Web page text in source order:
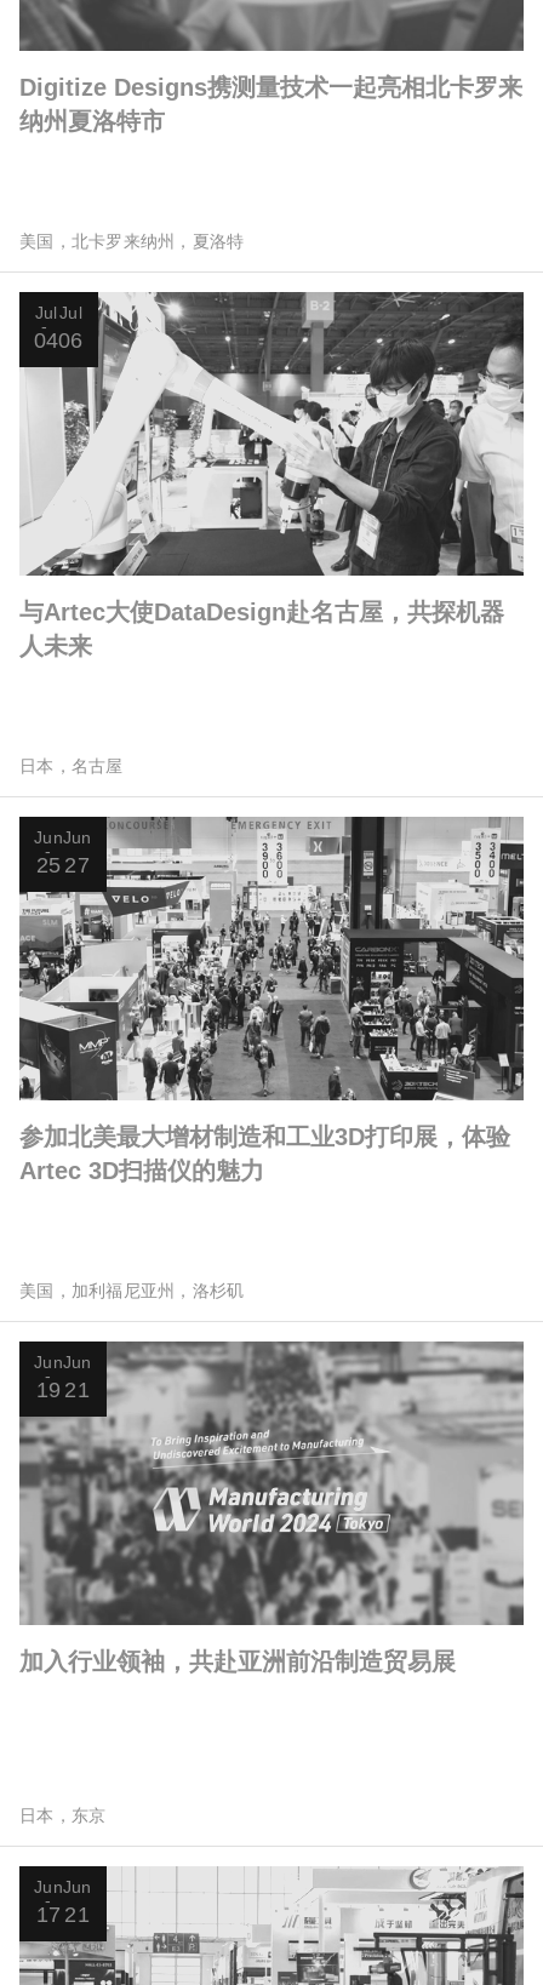
Digitize Designs携测量技术一起亮相北卡罗来
纳州夏洛特市
美国，北卡罗来纳州，夏洛特
Jul
04
Jul
06
与Artec大使DataDesign赴名古屋，共探机器
人未来
日本，名古屋
Jun
25
Jun
27
参加北美最大增材制造和工业3D打印展，体验
Artec 3D扫描仪的魅力
美国，加利福尼亚州，洛杉矶
Jun
19
Jun
21
加入行业领袖，共赴亚洲前沿制造贸易展
日本，东京
Jun
17
Jun
21